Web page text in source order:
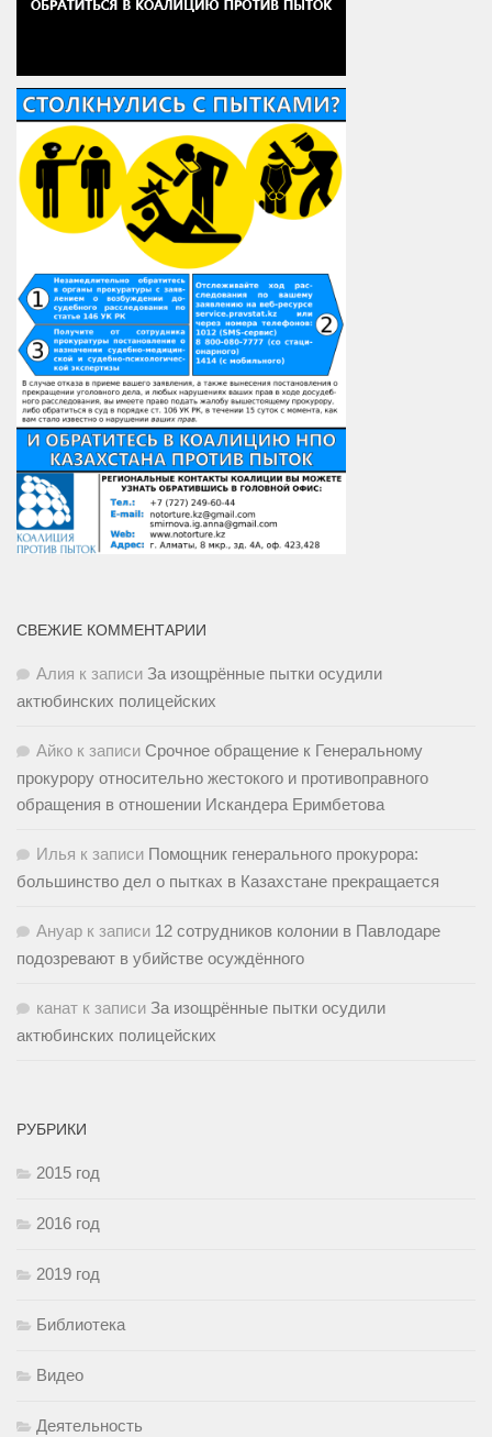
СВЕЖИЕ КОММЕНТАРИИ
Алия к записи За изощрённые пытки осудили
актюбинских полицейских
Айко к записи Срочное обращение к Генеральному
прокурору относительно жестокого и противоправного
обращения в отношении Искандера Еримбетова
Илья к записи Помощник генерального прокурора:
большинство дел о пытках в Казахстане прекращается
Ануар к записи 12 сотрудников колонии в Павлодаре
подозревают в убийстве осуждённого
канат к записи За изощрённые пытки осудили
актюбинских полицейских
РУБРИКИ
2015 год
2016 год
2019 год
Библиотека
Видео
Деятельность